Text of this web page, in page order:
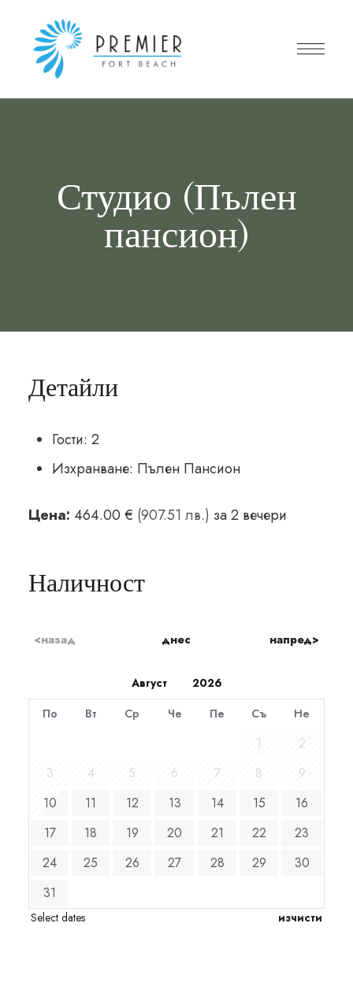
Студио (Пълен
пансион)
Детайли
Гости: 2
Изхранване: Пълен Пансион
Цена: 464.00 € (907.51 лв.) за 2 вечери
Наличност
<назад днес напред>
По Вт Ср Че Пе Съ Не
1
2
3
4 5 6 7 8
9
10
11 12 13 14 15
16
17
18 19 20 21 22
23
24
25 26 27 28 29
30
31
Select dates изчисти